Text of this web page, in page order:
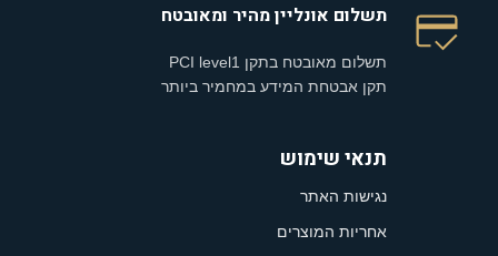
תשלום אונליין מהיר ומאובטח
תשלום מאובטח בתקן PCI level1
תקן אבטחת המידע במחמיר ביותר
תנאי שימוש
נגישות האתר
אחריות המוצרים